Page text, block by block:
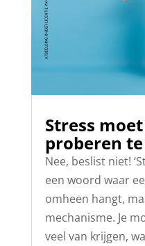
Stress
proberen
Nee, beslist niet!
een woord waar
omheen hangt,
mechanisme. Je
veel van krijgen,